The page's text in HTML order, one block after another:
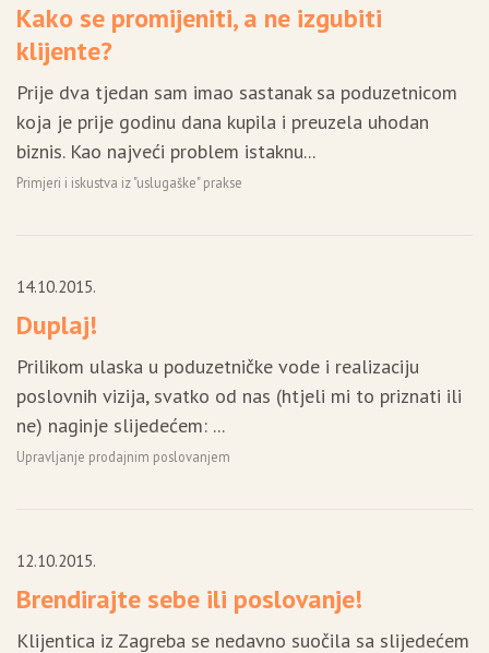
Kako se promijeniti, a ne izgubiti
klijente?
Prije dva tjedan sam imao sastanak sa poduzetnicom
koja je prije godinu dana kupila i preuzela uhodan
biznis. Kao najveći problem istaknu...
Primjeri i iskustva iz "uslugaške" prakse
14.10.2015.
Duplaj!
Prilikom ulaska u poduzetničke vode i realizaciju
poslovnih vizija, svatko od nas (htjeli mi to priznati ili
ne) naginje slijedećem: ...
Upravljanje prodajnim poslovanjem
12.10.2015.
Brendirajte sebe ili poslovanje!
Klijentica iz Zagreba se nedavno suočila sa slijedećem